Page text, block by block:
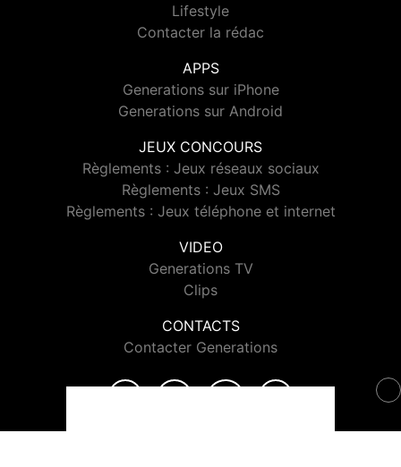
Lifestyle
Contacter la rédac
APPS
Generations sur iPhone
Generations sur Android
JEUX CONCOURS
Règlements : Jeux réseaux sociaux
Règlements : Jeux SMS
Règlements : Jeux téléphone et internet
VIDEO
Generations TV
Clips
CONTACTS
Contacter Generations